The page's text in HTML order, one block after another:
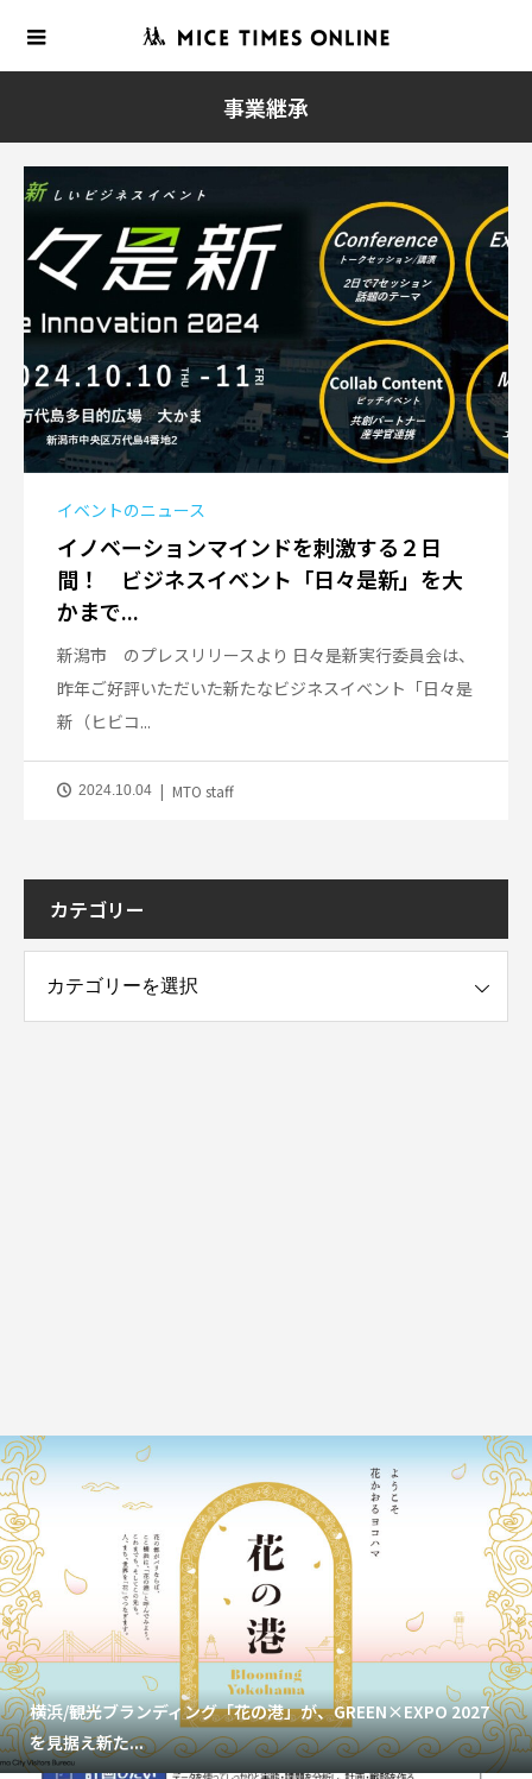
事業継承
イベントのニュース
イノベーションマインドを刺激する２日
間！ ビジネスイベント「日々是新」を大
かまで...
新潟市 のプレスリリースより 日々是新実行委員会は、
昨年ご好評いただいた新たなビジネスイベント「日々是
新（ヒビコ...
2024.10.04 MTO staff
カテゴリー
横浜/観光ブランディング「花の港」が、GREEN×EXPO 2027
を見据え新た...